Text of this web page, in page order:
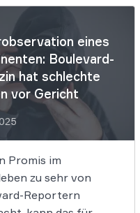
auf aussichtsreiche
Parteien
Die
für die
2025 der
Sahra
(BSW) muss
2025 zur
eingeladen
[…]
eines
Boulevard-
hat schlechte
vor Gericht
Promis im
zu sehr von
Reportern